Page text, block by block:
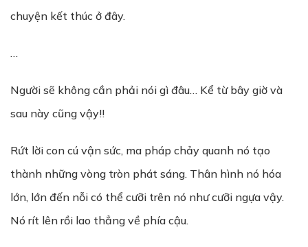
chuyện kết thúc ở đây.
…
Người sẽ không cần phải nói gì đâu… Kể từ bây giờ và
sau này cũng vậy!!
Rứt lời con cú vận sức, ma pháp chảy quanh nó tạo
thành những vòng tròn phát sáng. Thân hình nó hóa
lớn, lớn đến nỗi có thể cưỡi trên nó như cưỡi ngựa vậy.
Nó rít lên rồi lao thẳng về phía cậu.